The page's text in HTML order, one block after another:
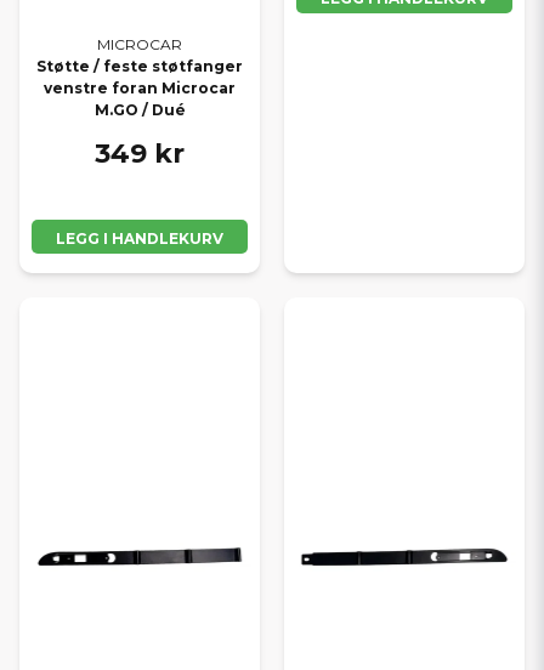
MICROCAR
Støtte / feste støtfanger
venstre foran Microcar
M.GO / Dué
349 kr
LEGG I HANDLEKURV